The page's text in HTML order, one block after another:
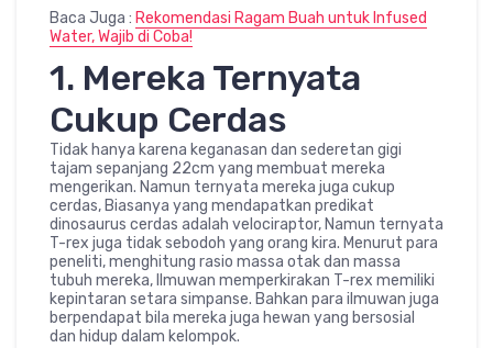
Baca Juga : Rekomendasi Ragam Buah untuk Infused
Water, Wajib di Coba!
1. Mereka Ternyata
Cukup Cerdas
Tidak hanya karena keganasan dan sederetan gigi
tajam sepanjang 22cm yang membuat mereka
mengerikan. Namun ternyata mereka juga cukup
cerdas, Biasanya yang mendapatkan predikat
dinosaurus cerdas adalah velociraptor, Namun ternyata
T-rex juga tidak sebodoh yang orang kira. Menurut para
peneliti, menghitung rasio massa otak dan massa
tubuh mereka, Ilmuwan memperkirakan T-rex memiliki
kepintaran setara simpanse. Bahkan para ilmuwan juga
berpendapat bila mereka juga hewan yang bersosial
dan hidup dalam kelompok.